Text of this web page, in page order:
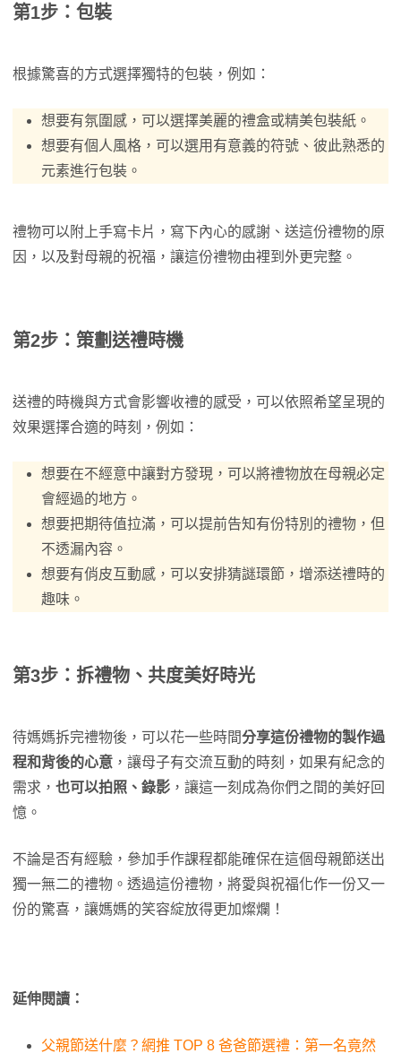
第1步：包裝
根據驚喜的方式選擇獨特的包裝，例如：
想要有氛圍感，可以選擇美麗的禮盒或精美包裝紙。
想要有個人風格，可以選用有意義的符號、彼此熟悉的
元素進行包裝。
禮物可以附上手寫卡片，寫下內心的感謝、送這份禮物的原
因，以及對母親的祝福，讓這份禮物由裡到外更完整。
第2步：策劃送禮時機
送禮的時機與方式會影響收禮的感受，可以依照希望呈現的
效果選擇合適的時刻，例如：
想要在不經意中讓對方發現，可以將禮物放在母親必定
會經過的地方。
想要把期待值拉滿，可以提前告知有份特別的禮物，但
不透漏內容。
想要有俏皮互動感，可以安排猜謎環節，增添送禮時的
趣味。
第3步：拆禮物、共度美好時光
待媽媽拆完禮物後，可以花一些時間分享這份禮物的製作過
程和背後的心意 ，讓母子有交流互動的時刻，如果有紀念的
需求， 也可以拍照、錄影 ，讓這一刻成為你們之間的美好回
憶。
不論是否有經驗，參加手作課程都能確保在這個母親節送出
獨一無二的禮物。透過這份禮物，將愛與祝福化作一份又一
份的驚喜，讓媽媽的笑容綻放得更加燦爛！
延伸閱讀：
父親節送什麼？網推 TOP 8 爸爸節選禮：第一名竟然